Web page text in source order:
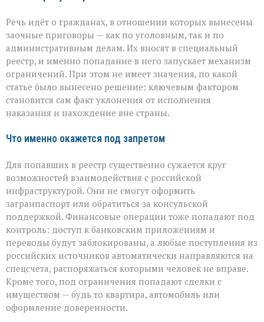
Речь идёт о гражданах, в отношении которых вынесены
заочные приговоры — как по уголовным, так и по
административным делам. Их вносят в специальный
реестр, и именно попадание в него запускает механизм
ограничений. При этом не имеет значения, по какой
статье было вынесено решение: ключевым фактором
становится сам факт уклонения от исполнения
наказания и нахождение вне страны.
Что именно окажется под запретом
Для попавших в реестр существенно сужается круг
возможностей взаимодействия с российской
инфраструктурой. Они не смогут оформить
загранпаспорт или обратиться за консульской
поддержкой. Финансовые операции тоже попадают под
контроль: доступ к банковским приложениям и
переводы будут заблокированы, а любые поступления из
российских источников автоматически направляются на
спецсчета, распоряжаться которыми человек не вправе.
Кроме того, под ограничения попадают сделки с
имуществом — будь то квартира, автомобиль или
оформление доверенности.